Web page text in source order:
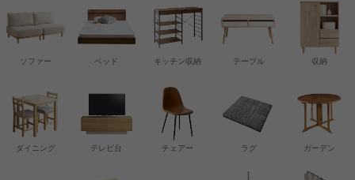
ソファー ベッド 収納
キッチン収納
チェアー
テーブル
テレビ台
ダイニング ラグ ガーデン